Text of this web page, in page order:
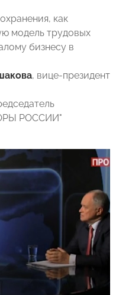
как
модель трудовых
бизнесу в
, вице-президент
РОССИИ"